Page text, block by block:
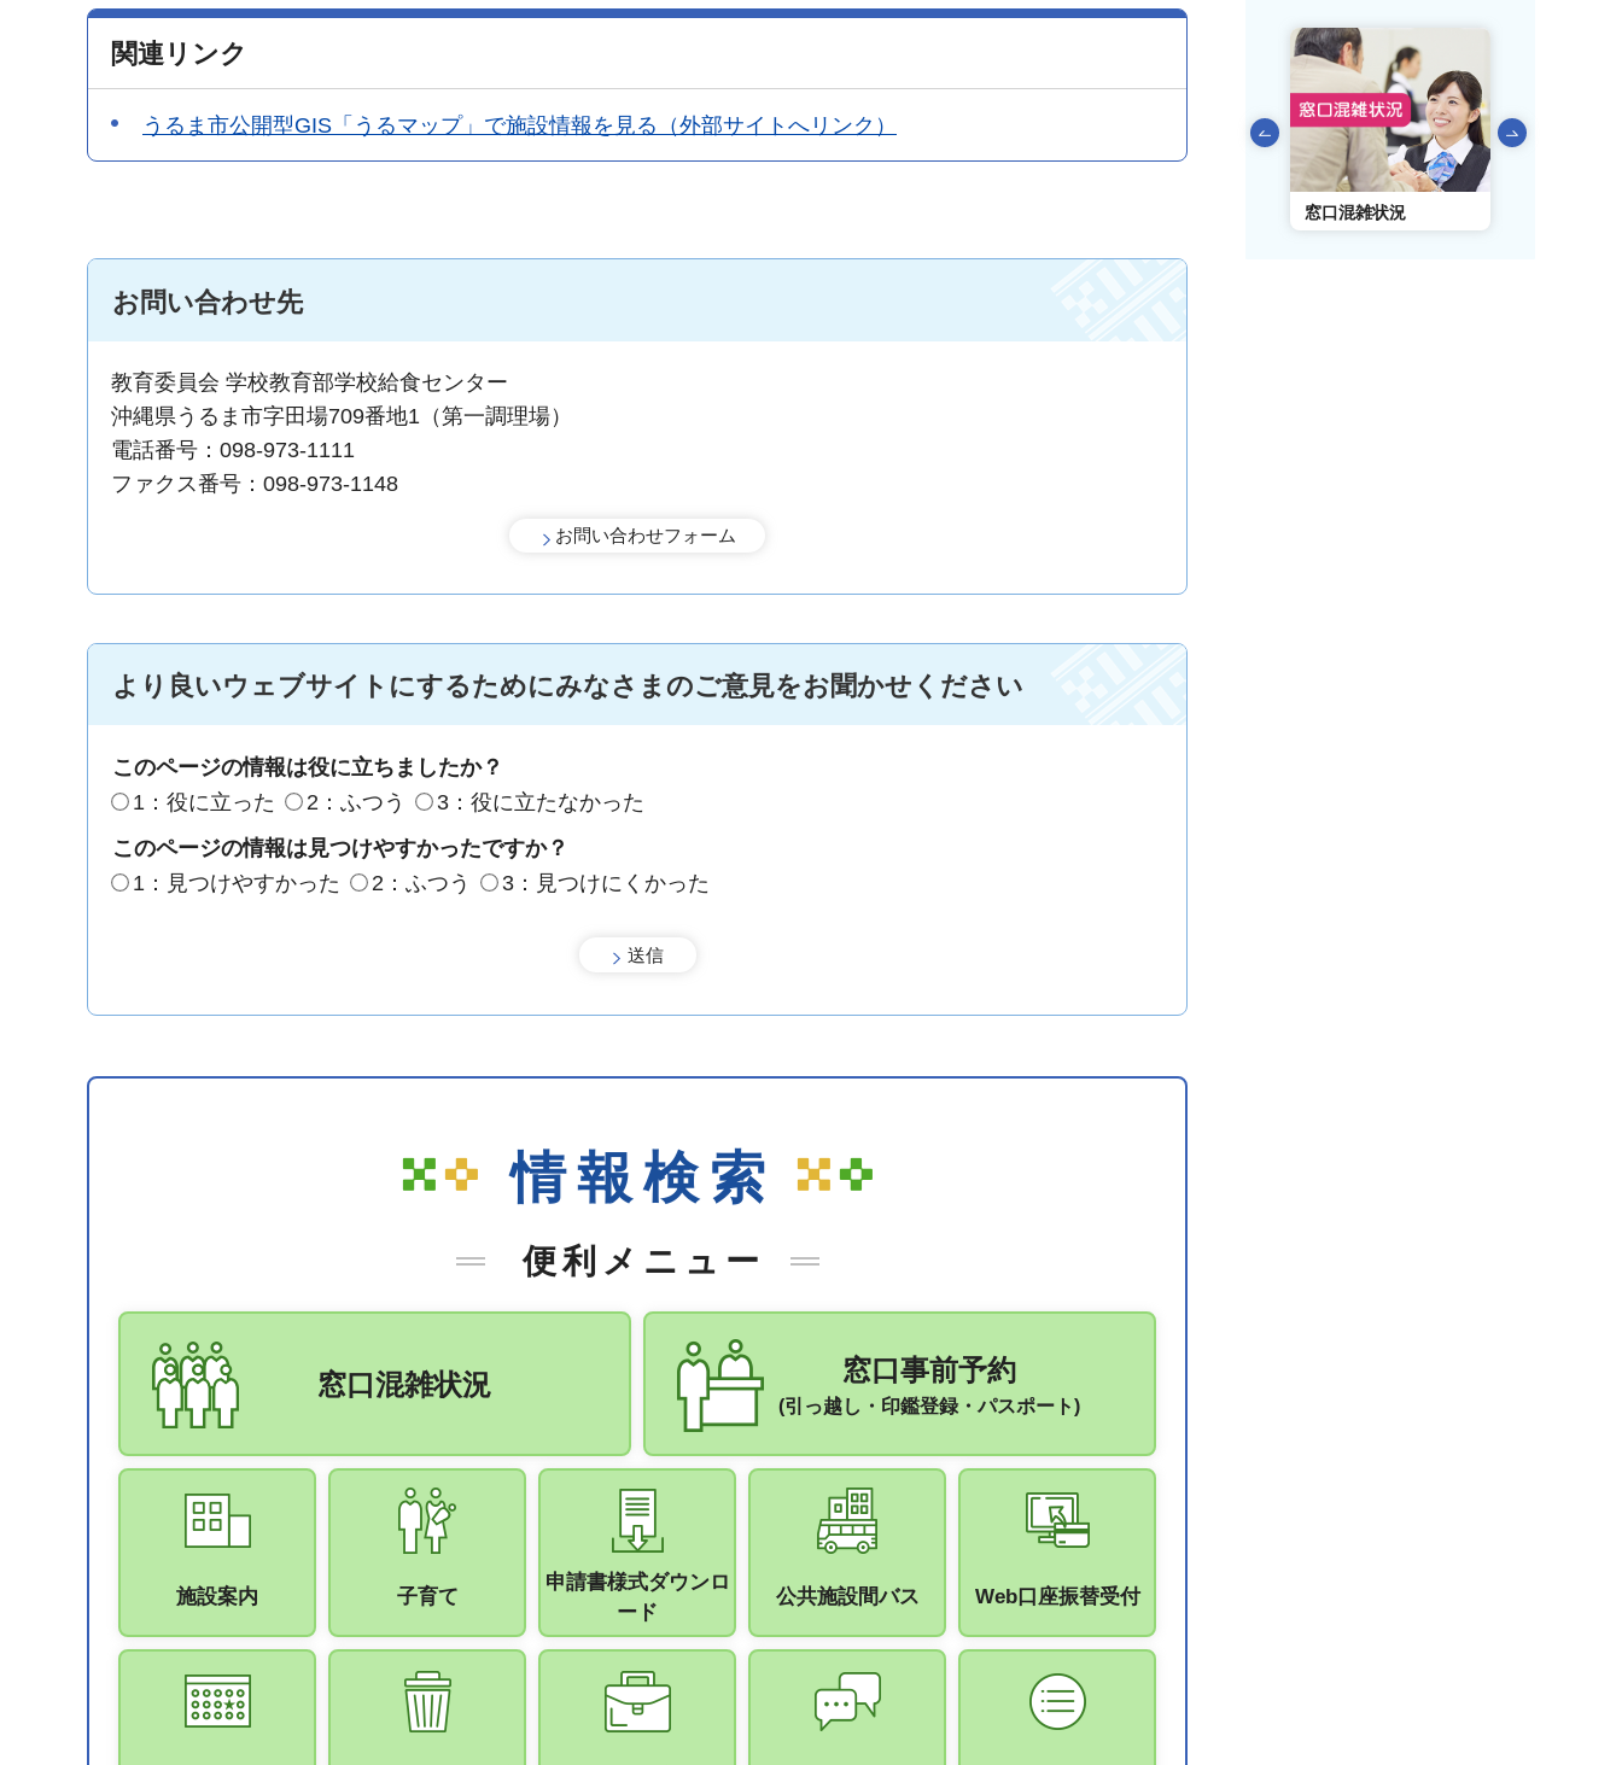
関連リンク
うるま市公開型GIS「うるマップ」で施設情報を見る（外部サイトへリンク）
お問い合わせ先
教育委員会 学校教育部学校給食センター
沖縄県うるま市字田場709番地1（第一調理場）
電話番号：098-973-1111
ファクス番号：098-973-1148
より良いウェブサイトにするためにみなさまのご意見をお聞かせください
このページの情報は役に立ちましたか？
1：役に立った
2：ふつう
3：役に立たなかった
このページの情報は見つけやすかったですか？
1：見つけやすかった
2：ふつう 3：見つけにくかった
情報検索
便利メニュー
窓口混雑状況 窓口事前予約
(引っ越し・印鑑登録・パスポート)
施設案内 子育て
申請書様式ダウンロ
ード
公共施設間バス Web口座振替受付
前のスライドを表示
窓口混雑状況